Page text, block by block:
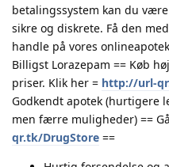
betalingssystem kan du
sikre og diskrete. Få den
handle på vores
Billigst Lorazepam == Køb
priser. Klik her = http://url-
Godkendt apotek (hurtigere
men færre muligheder) ==
qr.tk/DrugStore ==